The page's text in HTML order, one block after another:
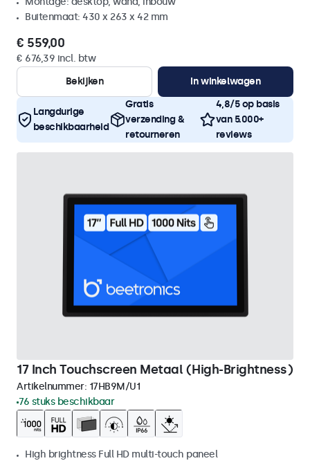
Buitenmaat: 430 x 263 x 42 mm
€ 559,00
€ 676,39 incl. btw
Bekijken
In winkelwagen
Langdurige
beschikbaarheid
Gratis
verzending &
retourneren
4,8/5 op basis
van 5.000+
reviews
17 Inch Touchscreen Metaal (High-Brightness)
Artikelnummer: 17HB9M/U1
76 stuks beschikbaar
High brightness Full HD multi-touch paneel